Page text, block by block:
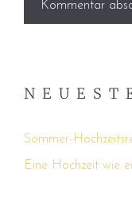
Sommer-
Eine Hochzeit wie